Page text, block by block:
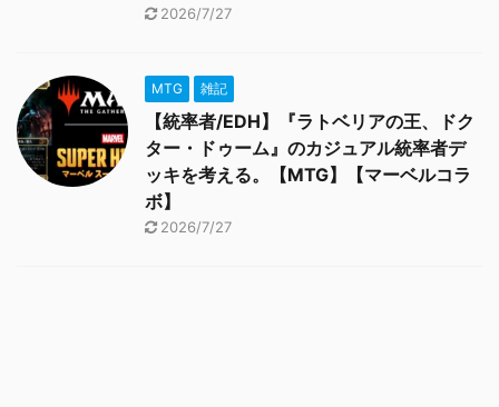
2026/7/27
MTG 雑記
【統率者/EDH】『ラトベリアの王、ドク
ター・ドゥーム』のカジュアル統率者デ
ッキを考える。【MTG】【マーベルコラ
ボ】
2026/7/27